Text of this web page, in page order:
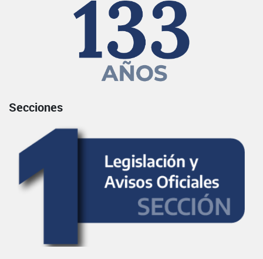
Secciones